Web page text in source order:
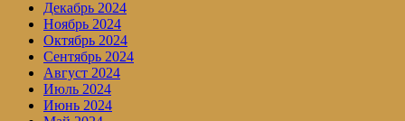
Декабрь 2024
Ноябрь 2024
Октябрь 2024
Сентябрь 2024
Август 2024
Июль 2024
Июнь 2024